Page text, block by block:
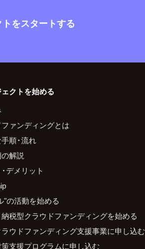
をスタートする
クトを始める
ァンディングとは
順・流れ
解説
デメリット
"の活動を始める
税型クラウドファンディングを始める
ウドファンディング支援事業に申し込む
支援プログラムに申し込む